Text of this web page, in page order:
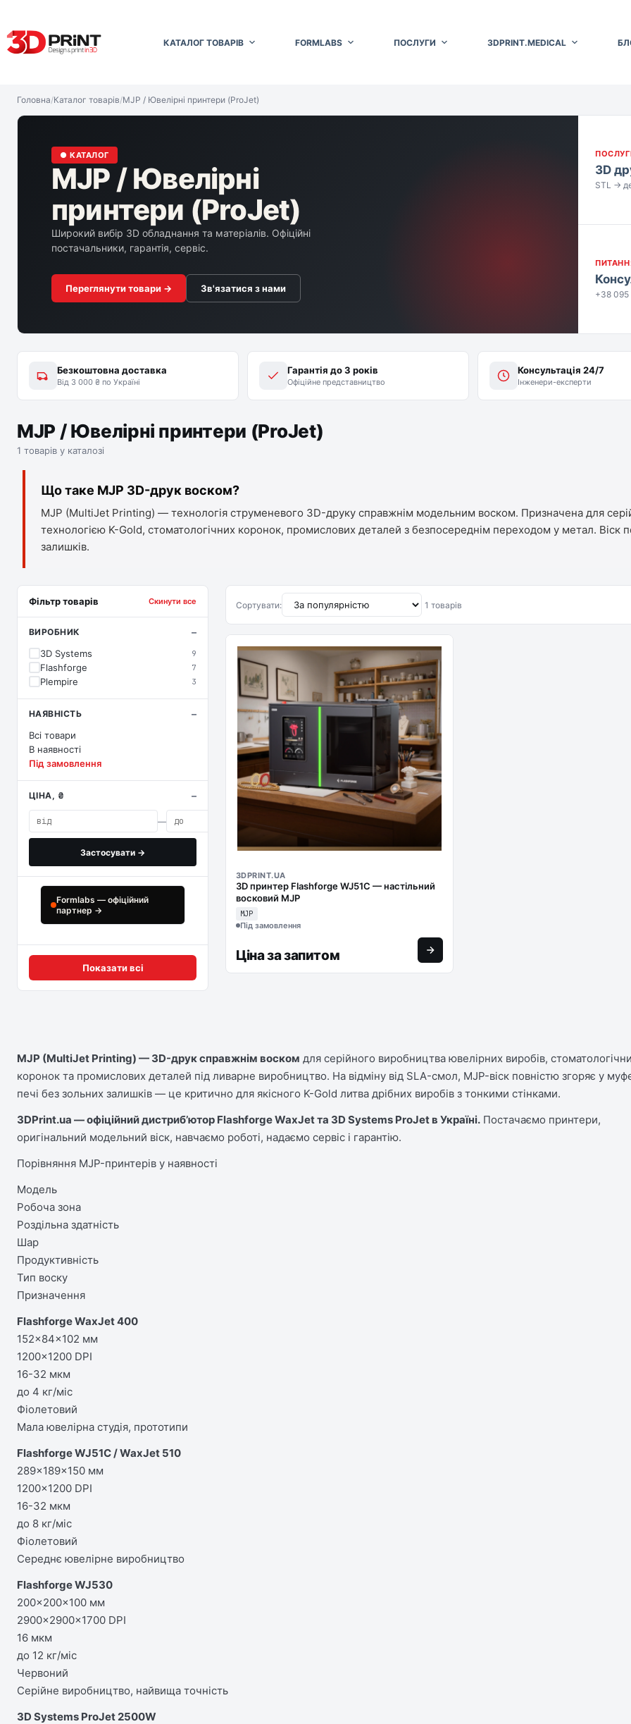
вмісту
КАТАЛОГ ТОВАРІВ FORMLABS ПОСЛУГИ 3DPRINT.MEDICAL
Головна/Каталог товарів/MJP / Ювелірні принтери (ProJet)
● КАТАЛОГ
MJP / Ювелірні
принтери (ProJet)
Широкий вибір 3D обладнання та матеріалів. Офіційні
постачальники, гарантія, сервіс.
Переглянути товари → Зв'язатися з нами
3D
STL →
+38 095
Безкоштовна доставка
Від 3 000 ₴ по Україні
Гарантія до 3 років
Офіційне представництво
Консультація 24/7
Інженери-експерти
MJP / Ювелірні принтери (ProJet)
1 товарів у каталозі
Що таке MJP 3D-друк воском?
MJP (MultiJet Printing) — технологія струменевого 3D-друку справжнім модельним воском. Призначена для
технологією K-Gold, стоматологічних коронок, промислових деталей з безпосереднім переходом у метал. Віск
залишків.
Фільтр товарів Скинути все
ВИРОБНИК
3D Systems 9
Flashforge 7
Plempire 3
НАЯВНІСТЬ
Всі товари
В наявності
Під замовлення
ЦІНА, ₴
—
Застосувати →
Formlabs — офіційний
партнер →
Показати всі
Сортувати: 1 товарів
3DPRINT.UA
3D принтер Flashforge WJ51C — настільний
восковий MJP
MJP
Під замовлення
Ціна за запитом
MJP (MultiJet Printing) — 3D-друк справжнім воском для серійного виробництва ювелірних виробів,
коронок та промислових деталей під ливарне виробництво. На відміну від SLA-смол, MJP-віск повністю згоряє у
печі без зольних залишків — це критично для якісного K-Gold литва дрібних виробів з тонкими стінками.
3DPrint.ua — офіційний дистриб’ютор Flashforge WaxJet та 3D Systems ProJet в Україні. Постачаємо принтери,
оригінальний модельний віск, навчаємо роботі, надаємо сервіс і гарантію.
Порівняння MJP-принтерів у наявності
Модель
Робоча зона
Роздільна здатність
Шар
Продуктивність
Тип воску
Призначення
Flashforge WaxJet 400
152×84×102 мм
1200×1200 DPI
16-32 мкм
до 4 кг/міс
Фіолетовий
Мала ювелірна студія, прототипи
Flashforge WJ51C / WaxJet 510
289×189×150 мм
1200×1200 DPI
16-32 мкм
до 8 кг/міс
Фіолетовий
Середнє ювелірне виробництво
Flashforge WJ530
200×200×100 мм
2900×2900×1700 DPI
16 мкм
до 12 кг/міс
Червоний
Серійне виробництво, найвища точність
3D Systems ProJet 2500W